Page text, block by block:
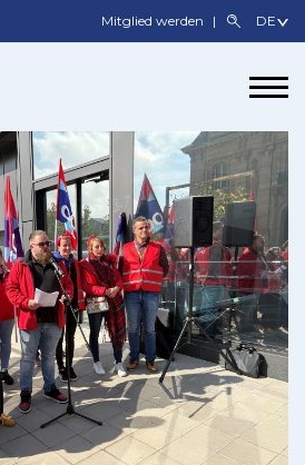
Mitglied werden